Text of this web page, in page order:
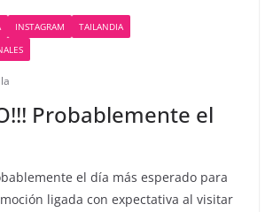
INSTAGRAM
TAILANDIA
Probablemente el
el día más esperado para
ligada con expectativa al visitar